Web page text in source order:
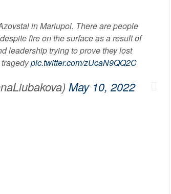
in Mariupol. There are people
fire on the surface as a result of
leadership trying to prove they lost
tragedypic.twitter.com/zUcaN9QQ2C
May 10, 2022